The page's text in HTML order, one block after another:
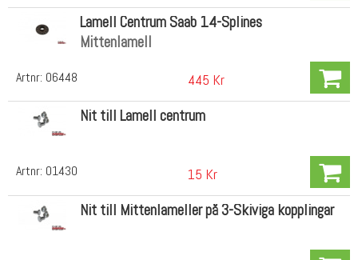
Artnr: 06448
Lamell Centrum Saab 14-Splines
Mittenlamell
445 Kr
Artnr: 01430
Nit till Lamell centrum
15 Kr
Nit till Mittenlameller på 3-Skiviga kopplingar